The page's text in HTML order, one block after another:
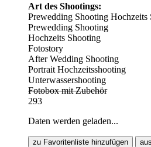
Art des Shootings:
Prewedding Shooting Hochzeits
Prewedding Shooting
Hochzeits Shooting
Fotostory
After Wedding Shooting
Portrait Hochzeitsshooting
Unterwassershooting
Fotobox mit Zubehör
293
Daten werden geladen...
zu Favoritenliste hinzufügen